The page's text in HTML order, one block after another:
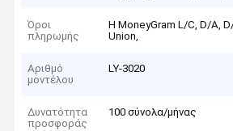
Όροι
πληρωμής
Η MoneyGram L/C, D/A,
Union,
Αριθμό
μοντέλου
LY-3020
Δυνατότητα
προσφοράς
100 σύνολα/μήνας